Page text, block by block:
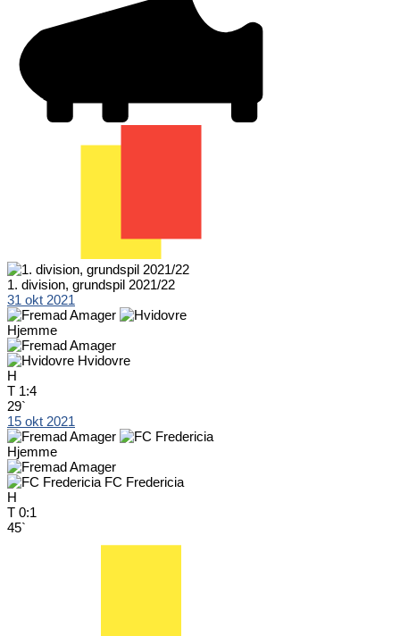
1. division, grundspil 2021/22
31 okt 2021
Hjemme
Hvidovre
H
T 1:4
29`
15 okt 2021
Hjemme
FC Fredericia
H
T 0:1
45`